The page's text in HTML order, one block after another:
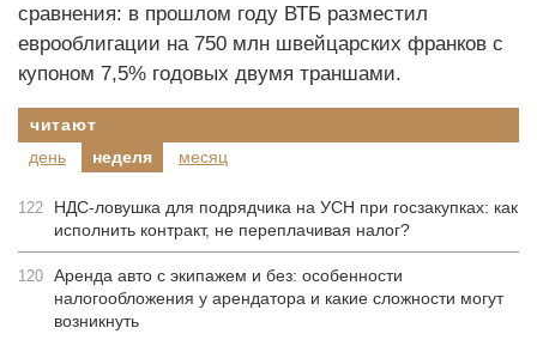
сравнения: в прошлом году ВТБ разместил
еврооблигации на 750 млн швейцарских франков с
купоном 7,5% годовых двумя траншами.
читают
день
неделя месяц
122
НДС-ловушка для подрядчика на УСН при госзакупках: как
исполнить контракт, не переплачивая налог?
120 Аренда авто с экипажем и без: особенности
налогообложения у арендатора и какие сложности могут
возникнуть